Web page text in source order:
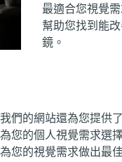
最適合您視覺
幫助您找到能
鏡。
我們的網站還為您提供
為您的個人視覺需求選
為您的視覺需求做出最